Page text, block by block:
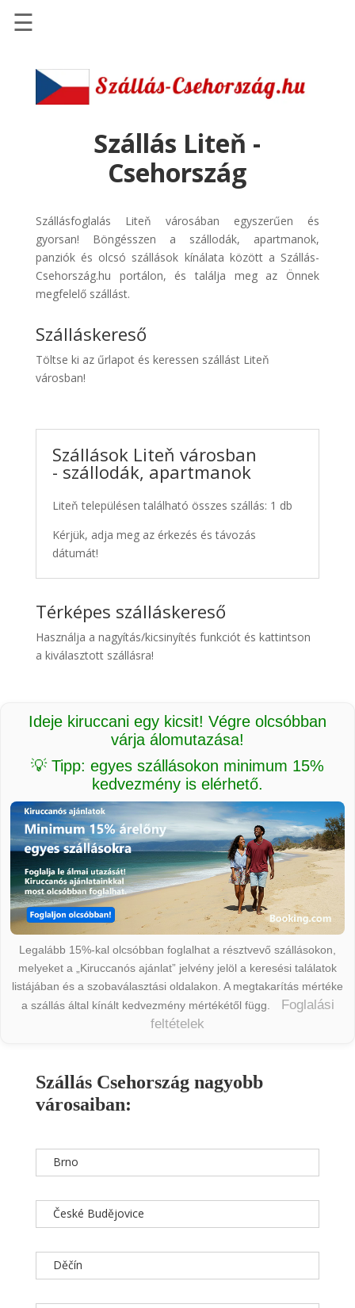
Szállások
Szállásinfo.eu
pénzvisszatérítéssel
Discover
Cars
Transzfer
Kiwi
Taxi
☰
Szállás Liteň -
Csehország
Szállásfoglalás Liteň városában egyszerűen és
gyorsan! Böngésszen a szállodák, apartmanok,
panziók és olcsó szállások kínálata között a Szállás-
Csehország.hu portálon, és találja meg az Önnek
megfelelő szállást.
Szálláskereső
Töltse ki az űrlapot és keressen szállást Liteň
városban!
Szállások Liteň városban
- szállodák, apartmanok
Liteň településen található összes szállás: 1 db
Kérjük, adja meg az érkezés és távozás
dátumát!
Térképes szálláskereső
Használja a nagyítás/kicsinyítés funkciót és kattintson
a kiválasztott szállásra!
Ideje kiruccani egy kicsit! Végre olcsóbban
várja álomutazása!
💡 Tipp: egyes szállásokon minimum 15%
kedvezmény is elérhető.
Legalább 15%-kal olcsóbban foglalhat a résztvevő szállásokon,
melyeket a „Kiruccanós ajánlat” jelvény jelöl a keresési találatok
listájában és a szobaválasztási oldalakon. A megtakarítás mértéke
a szállás által kínált kedvezmény mértékétől függ.
Foglalási
feltételek
Szállás Csehország nagyobb
városaiban:
Brno
České Budějovice
Děčín